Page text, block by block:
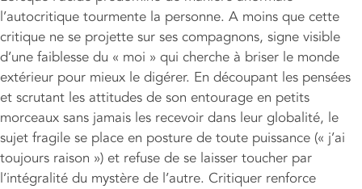
l’autocritique tourmente la personne. A moins que cette
critique ne se projette sur ses compagnons, signe visible
d’une faiblesse du « moi » qui cherche à briser le monde
extérieur pour mieux le digérer. En découpant les pensées
et scrutant les attitudes de son entourage en petits
morceaux sans jamais les recevoir dans leur globalité, le
sujet fragile se place en posture de toute puissance (« j’ai
toujours raison ») et refuse de se laisser toucher par
l’intégralité du mystère de l’autre. Critiquer renforce